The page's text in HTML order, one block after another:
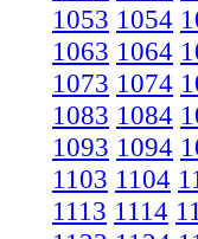
1053 1054
1063 1064
1073 1074
1083 1084
1093 1094
1103 1104
1113 1114